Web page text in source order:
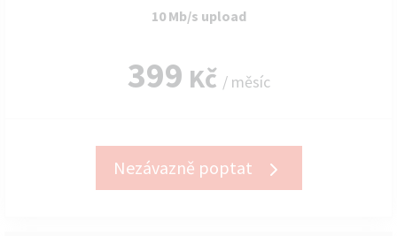
10 Mb/s upload
399 Kč / měsíc
Nezávazně poptat